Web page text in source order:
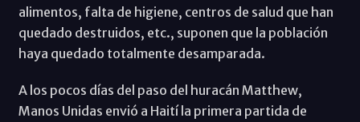
alimentos, falta de higiene, centros de salud que han
quedado destruidos, etc., suponen que la población
haya quedado totalmente desamparada.
A los pocos días del paso del huracán Matthew,
Manos Unidas envió a Haití la primera partida de